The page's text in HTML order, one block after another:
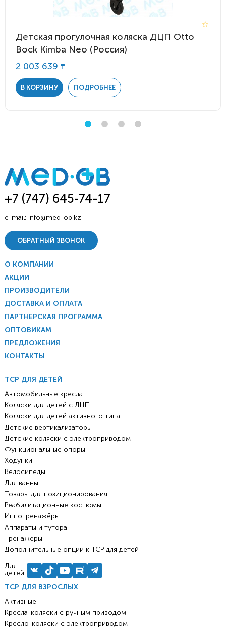
Детская прогулочная коляска ДЦП Otto
Bock Kimba Neo (Россия)
2 003 639 ₸
В КОРЗИНУ ПОДРОБНЕЕ
+7 (747) 645-74-17
e-mail: info@med-ob.kz
ОБРАТНЫЙ ЗВОНОК
О КОМПАНИИ
АКЦИИ
ПРОИЗВОДИТЕЛИ
ДОСТАВКА И ОПЛАТА
ПАРТНЕРСКАЯ ПРОГРАММА
ОПТОВИКАМ
ПРЕДЛОЖЕНИЯ
КОНТАКТЫ
ТСР ДЛЯ ВЗРОСЛЫХ
Активные
Кресла-коляски с ручным приводом
Кресло-коляски с электроприводом
ТСР ДЛЯ ДЕТЕЙ
Автомобильные кресла
Коляски для детей с ДЦП
Коляски для детей активного типа
Детские вертикализаторы
Детские коляски с электроприводом
Функциональные опоры
Ходунки
Велосипеды
Для ванны
Товары для позиционирования
Реабилитационные костюмы
Иппотренажёры
Аппараты и тутора
Тренажёры
Дополнительные опции к ТСР для детей
Для
детей